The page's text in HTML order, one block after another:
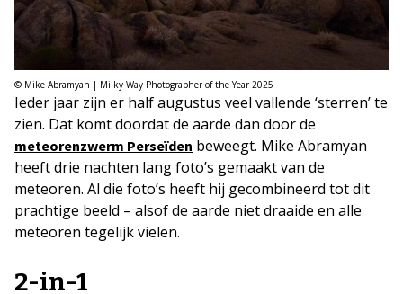
© Mike Abramyan | Milky Way Photographer of the Year 2025
Ieder jaar zijn er half augustus veel vallende ‘sterren’ te
zien. Dat komt doordat de aarde dan door de
meteorenzwerm Perseïden beweegt. Mike Abramyan
heeft drie nachten lang foto’s gemaakt van de
meteoren. Al die foto’s heeft hij gecombineerd tot dit
prachtige beeld – alsof de aarde niet draaide en alle
meteoren tegelijk vielen.
2-in-1